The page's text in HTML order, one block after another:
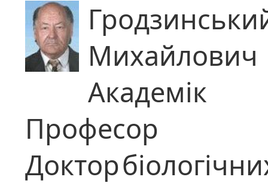
Михайлович
Академік
Професор
Доктор